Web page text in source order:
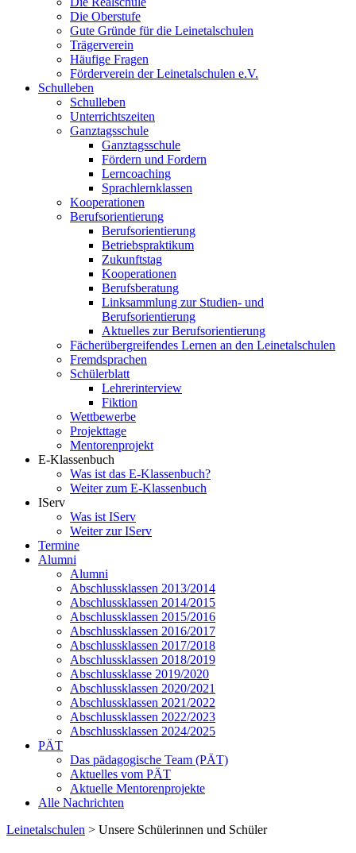
Die Oberstufe
Gute Gründe für die Leinetalschulen
Trägerverein
Häufige Fragen
Förderverein der Leinetalschulen e.V.
Schulleben
Schulleben
Unterrichtszeiten
Ganztagsschule
Ganztagsschule
Fördern und Fordern
Lerncoaching
Sprachlernklassen
Kooperationen
Berufsorientierung
Berufsorientierung
Betriebspraktikum
Zukunftstag
Kooperationen
Berufsberatung
Linksammlung zur Studien- und
Berufsorientierung
Aktuelles zur Berufsorientierung
Fächerübergreifendes Lernen an den Leinetalschulen
Fremdsprachen
Schülerblatt
Lehrerinterview
Fiktion
Wettbewerbe
Projekttage
Mentorenprojekt
E-Klassenbuch
Was ist das E-Klassenbuch?
Weiter zum E-Klassenbuch
IServ
Was ist IServ
Weiter zur IServ
Termine
Alumni
Alumni
Abschlussklassen 2013/2014
Abschlussklassen 2014/2015
Abschlussklassen 2015/2016
Abschlussklassen 2016/2017
Abschlussklassen 2017/2018
Abschlussklassen 2018/2019
Abschlussklasse 2019/2020
Abschlussklassen 2020/2021
Abschlussklassen 2021/2022
Abschlussklassen 2022/2023
Abschlussklassen 2024/2025
PÄT
Das pädagogische Team (PÄT)
Aktuelles vom PÄT
Aktuelle Mentorenprojekte
Alle Nachrichten
Leinetalschulen > Unsere Schülerinnen und Schüler